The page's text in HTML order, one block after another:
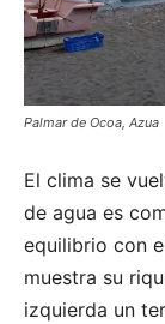
Palmar de Ocoa, Azua
El clima se
de agua es
equilibrio con
muestra su
izquierda un